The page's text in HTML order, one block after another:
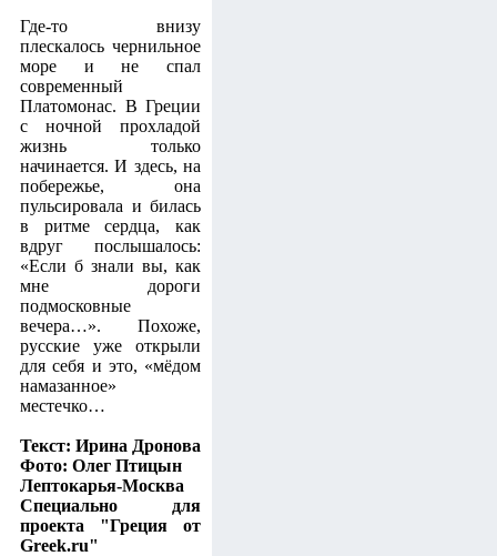
Где-то внизу
плескалось чернильное
море и не спал
современный
Платомонас. В Греции
с ночной прохладой
жизнь только
начинается. И здесь, на
побережье, она
пульсировала и билась
в ритме сердца, как
вдруг послышалось:
«Если б знали вы, как
мне дороги
подмосковные
вечера…». Похоже,
русские уже открыли
для себя и это, «мёдом
намазанное»
местечко…
Текст: Ирина Дронова
Фото: Олег Птицын
Лептокарья-Москва
Специально для
проекта "Греция от
Greek.ru"